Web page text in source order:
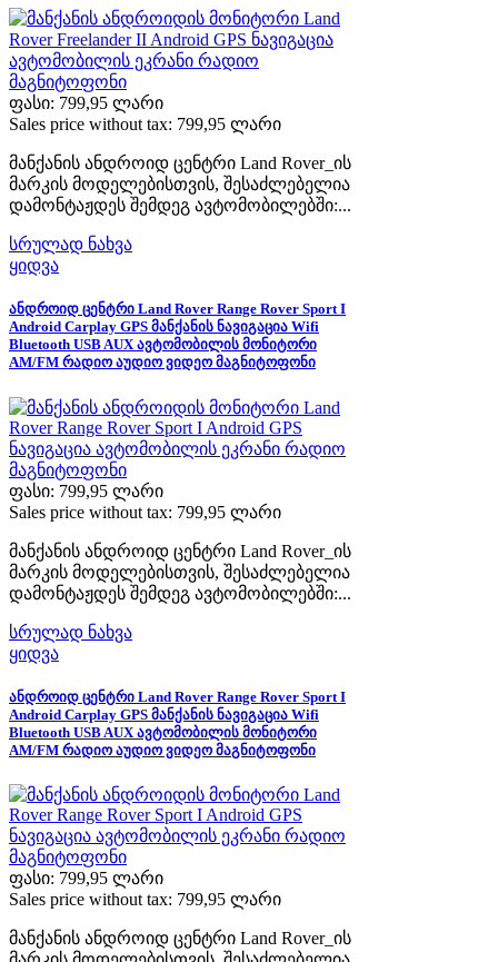
ფასი: 799,95 ლარი
Sales price without tax: 799,95 ლარი
მანქანის ანდროიდ ცენტრი Land Rover_ის
მარკის მოდელებისთვის, შესაძლებელია
დამონტაჟდეს შემდეგ ავტომობილებში:...
სრულად ნახვა
ყიდვა
ანდროიდ ცენტრი Land Rover Range Rover Sport I
Android Carplay GPS მანქანის ნავიგაცია Wifi
Bluetooth USB AUX ავტომობილის მონიტორი
AM/FM რადიო აუდიო ვიდეო მაგნიტოფონი
ფასი: 799,95 ლარი
Sales price without tax: 799,95 ლარი
მანქანის ანდროიდ ცენტრი Land Rover_ის
მარკის მოდელებისთვის, შესაძლებელია
დამონტაჟდეს შემდეგ ავტომობილებში:...
სრულად ნახვა
ყიდვა
ანდროიდ ცენტრი Land Rover Range Rover Sport I
Android Carplay GPS მანქანის ნავიგაცია Wifi
Bluetooth USB AUX ავტომობილის მონიტორი
AM/FM რადიო აუდიო ვიდეო მაგნიტოფონი
ფასი: 799,95 ლარი
Sales price without tax: 799,95 ლარი
მანქანის ანდროიდ ცენტრი Land Rover_ის